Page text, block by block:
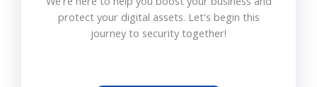
protect your digital assets. Let's begin this
journey to security together!